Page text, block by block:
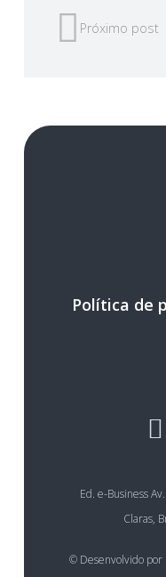
Próximo post
Política de
Ed. e-Business
Claras,
© Desenvolvido por